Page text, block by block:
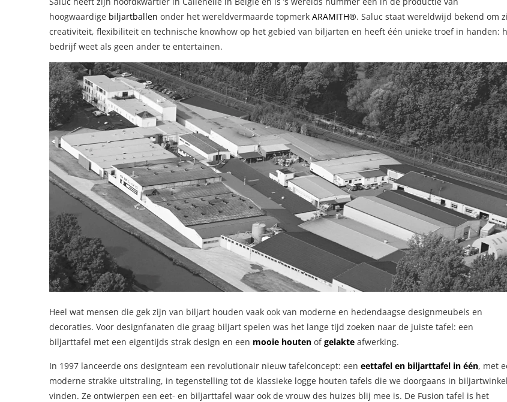
hoogwaardige biljartballen onder het wereldvermaarde topmerk ARAMITH®. Saluc staat wereldwijd bekend om
creativiteit, flexibiliteit en technische knowhow op het gebied van biljarten en heeft één unieke troef in handen:
bedrijf weet als geen ander te entertainen.
Heel wat mensen die gek zijn van biljart houden vaak ook van moderne en hedendaagse designmeubels en
decoraties. Voor designfanaten die graag biljart spelen was het lange tijd zoeken naar de juiste tafel: een
biljarttafel met een eigentijds strak design en een mooie houten ofgelakte afwerking.
In 1997 lanceerde ons designteam een revolutionair nieuw tafelconcept: een eettafel en biljarttafel in één, met
moderne strakke uitstraling, in tegenstelling tot de klassieke logge houten tafels die we doorgaans in
vinden. Ze ontwierpen een eet- en biljarttafel waar ook de vrouw des huizes blij mee is. De Fusion tafel is het